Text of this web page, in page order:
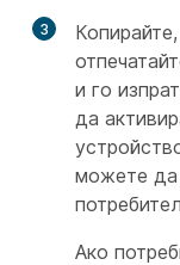
3
и го
да
можете да
Ако